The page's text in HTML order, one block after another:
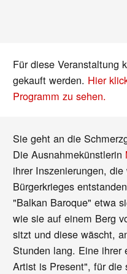
Für diese Veranstaltung
gekauft werden. Hier
Programm zu sehen.
Sie geht an die
Die Ausnahmekünstlerin
ihrer Inszenierungen,
Bürgerkrieges
"Balkan Baroque" etwa
wie sie auf einem Berg
sitzt und diese wäscht,
Stunden lang. Eine ihrer
Artist is Present", für die